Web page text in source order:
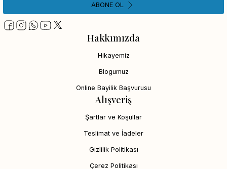
Hakkımızda
Hikayemiz
Blogumuz
Online Bayilik Başvurusu
Alışveriş
Şartlar ve Koşullar
Teslimat ve İadeler
Gizlilik Politikası
Çerez Politikası
ABONE OL